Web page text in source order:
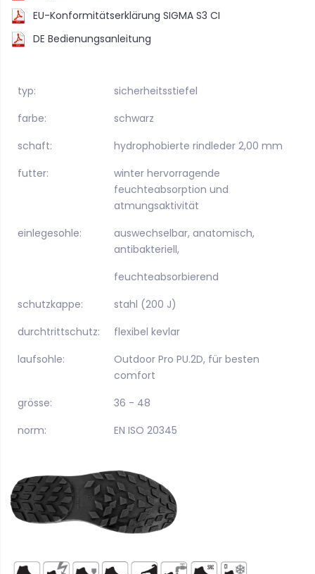
EU-Konformitätserklärung SIGMA S3 CI
DE Bedienungsanleitung
typ:
sicherheitsstiefel
farbe:
schwarz
schaft:
hydrophobierte rindleder 2,00 mm
futter:
winter hervorragende
feuchteabsorption und
atmungsaktivität
einlegesohle:
auswechselbar, anatomisch,
antibakteriell,
feuchteabsorbierend
schutzkappe:
stahl (200 J)
durchtrittschutz:
flexibel kevlar
laufsohle:
Outdoor Pro PU.2D, für besten
comfort
grösse:
36 - 48
norm:
EN ISO 20345